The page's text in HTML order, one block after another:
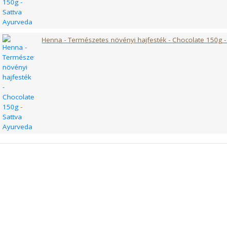
Henna - Természetes növényi hajfesték - Chocolate 150g